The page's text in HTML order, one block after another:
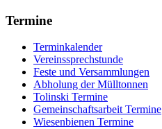
Termine
Terminkalender
Vereinssprechstunde
Feste und Versammlungen
Abholung der Mülltonnen
Tolinski Termine
Gemeinschaftsarbeit Termine
Wiesenbienen Termine